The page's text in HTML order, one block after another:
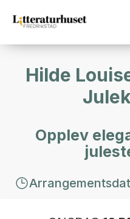
Hilde
Opplev